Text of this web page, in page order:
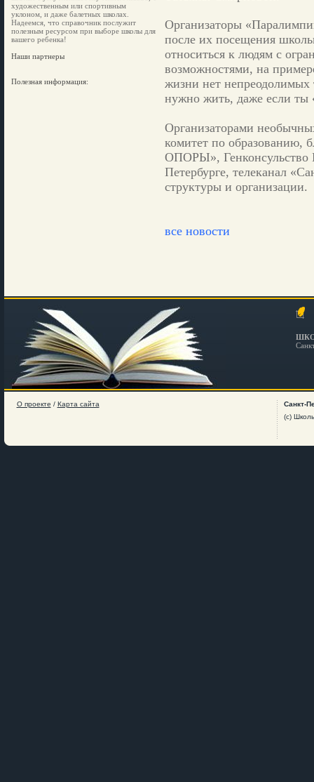
художественным или спортивным
уклоном, и даже балетных школах.
Надеемся, что справочник послужит
полезным ресурсом при выборе школы для
вашего ребенка!
Наши партнеры
Полезная информация:
Организаторы
после их посещения
относиться к людям с
возможностями, на
жизни нет
нужно жить, даже если ты
Организаторами
комитет по образованию,
ОПОРЫ», Генконсульство
Петербурге, телеканал
структуры и организации.
все новости
О проекте / Карта сайта
Санкт-
(c)